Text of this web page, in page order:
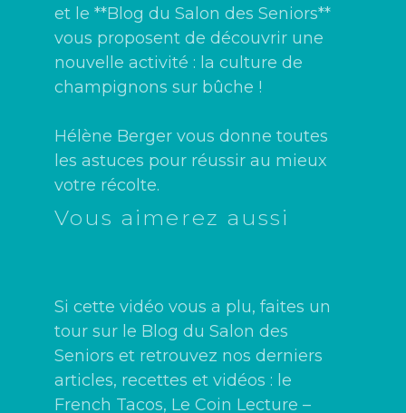
et le **Blog du Salon des Seniors**
vous proposent de découvrir une
nouvelle activité : la culture de
champignons sur bûche !
Hélène Berger vous donne toutes
les astuces pour réussir au mieux
votre récolte.
Vous aimerez aussi
Si cette vidéo vous a plu, faites un
tour sur le Blog du Salon des
Seniors et retrouvez nos derniers
articles, recettes et vidéos : le
French Tacos, Le Coin Lecture –